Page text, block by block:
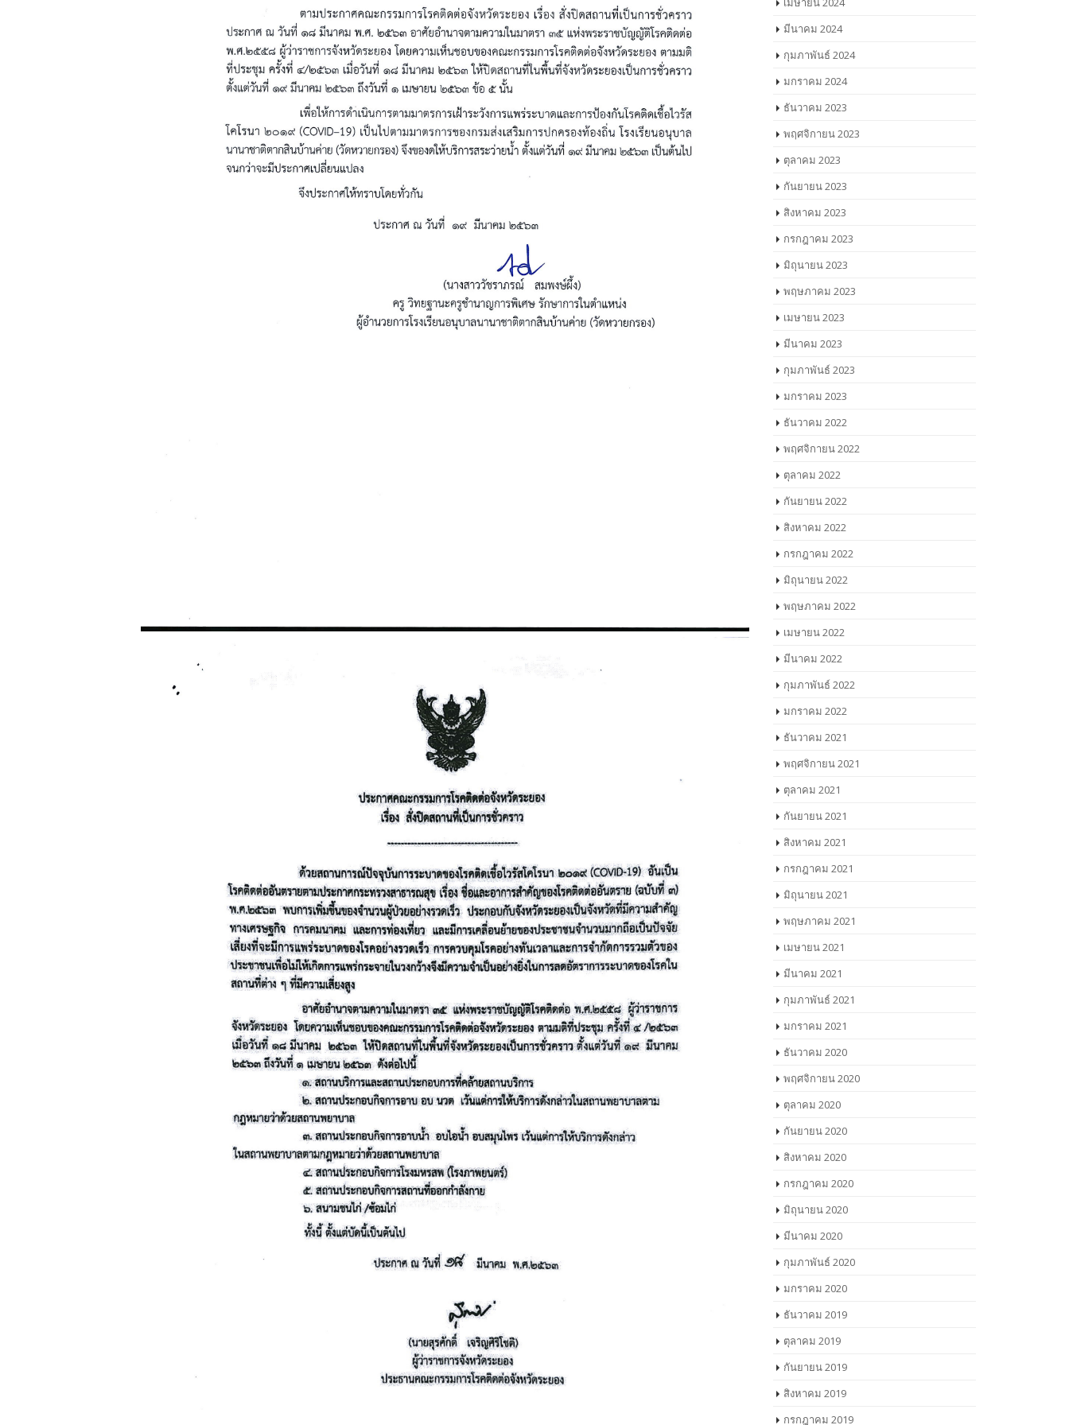
มีนาคม 2024
กุมภาพันธ์ 2024
มกราคม 2024
ธันวาคม 2023
พฤศจิกายน 2023
ตุลาคม 2023
กันยายน 2023
สิงหาคม 2023
กรกฎาคม 2023
มิถุนายน 2023
พฤษภาคม 2023
เมษายน 2023
มีนาคม 2023
กุมภาพันธ์ 2023
มกราคม 2023
ธันวาคม 2022
พฤศจิกายน 2022
ตุลาคม 2022
กันยายน 2022
สิงหาคม 2022
กรกฎาคม 2022
มิถุนายน 2022
พฤษภาคม 2022
เมษายน 2022
มีนาคม 2022
กุมภาพันธ์ 2022
มกราคม 2022
ธันวาคม 2021
พฤศจิกายน 2021
ตุลาคม 2021
กันยายน 2021
สิงหาคม 2021
กรกฎาคม 2021
มิถุนายน 2021
พฤษภาคม 2021
เมษายน 2021
มีนาคม 2021
กุมภาพันธ์ 2021
มกราคม 2021
ธันวาคม 2020
พฤศจิกายน 2020
ตุลาคม 2020
กันยายน 2020
สิงหาคม 2020
กรกฎาคม 2020
มิถุนายน 2020
มีนาคม 2020
กุมภาพันธ์ 2020
มกราคม 2020
ธันวาคม 2019
ตุลาคม 2019
กันยายน 2019
สิงหาคม 2019
กรกฎาคม 2019